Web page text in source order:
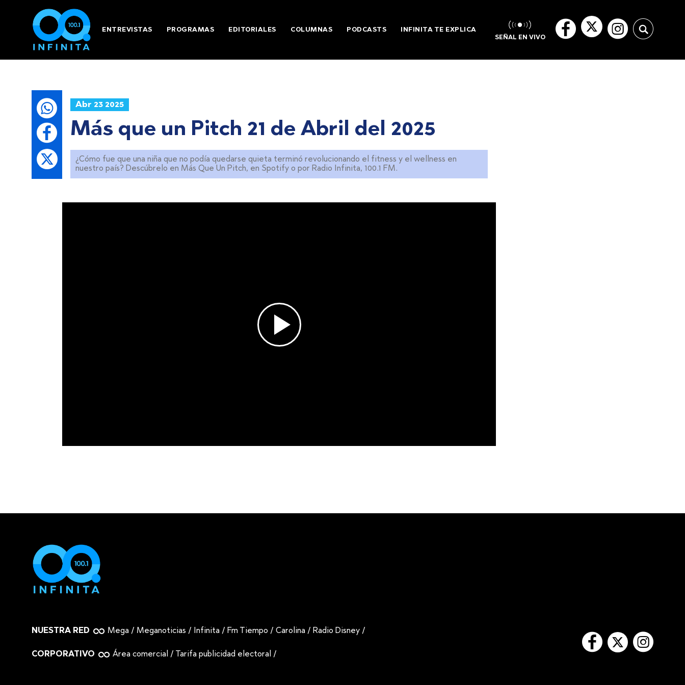
ENTREVISTAS PROGRAMAS EDITORIALES COLUMNAS PODCASTS INFINITA TE EXPLICA
SEÑAL EN VIVO
Abr 23 2025
Más que un Pitch 21 de Abril del 2025
¿Cómo fue que una niña que no podía quedarse quieta terminó revolucionando el fitness y el wellness en
nuestro país? Descúbrelo en Más Que Un Pitch, en Spotify o por Radio Infinita, 100.1 FM.
NUESTRA RED Mega / Meganoticias / Infinita / Fm Tiempo /Carolina / Radio Disney /
CORPORATIVO Área comercial / Tarifa publicidad electoral /